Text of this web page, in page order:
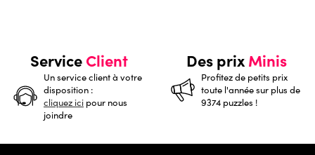
ServiceClient
Un service client à votre
disposition :
cliquez ici pour nous
joindre
Des prixMinis
Profitez de petits prix
toute l'année sur plus de
9374 puzzles !